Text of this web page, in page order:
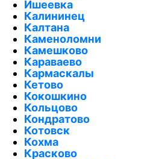
Ишеевка
Калининец
Калтана
Каменоломни
Камешково
Караваево
Кармаскалы
Кетово
Кокошкино
Кольцово
Кондратово
Котовск
Кохма
Красково